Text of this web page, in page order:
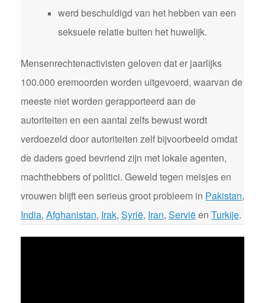
werd beschuldigd van het hebben van een
seksuele relatie buiten het huwelijk.
Mensenrechtenactivisten geloven dat er jaarlijks
100.000 eremoorden worden uitgevoerd, waarvan de
meeste niet worden gerapporteerd aan de
autoriteiten en een aantal zelfs bewust wordt
verdoezeld door autoriteiten zelf bijvoorbeeld omdat
de daders goed bevriend zijn met lokale agenten,
machthebbers of politici. Geweld tegen meisjes en
vrouwen blijft een serieus groot probleem in Pakistan,
India, Afghanistan, Irak, Syrië, Iran, Serviëen Turkije.